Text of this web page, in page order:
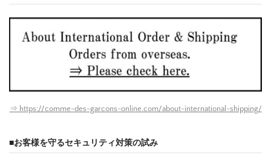
⇒ https://comme-des-garcons-online.com/about-international-shipping/
■お客様を守るセキュリティ対策の試み